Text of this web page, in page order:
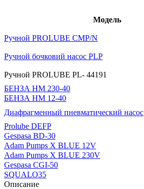
Модель
Ручной PROLUBE CMP/N
Ручной бочковий насос PLP
Ручной PROLUBE PL- 44191
БЕНЗА НМ 230-40
БЕНЗА НМ 12-40
Диафрагменный пневматический насос
Prolube DEFP
Gespasa BD-30
Adam Pumps X BLUE 12V
Adam Pumps X BLUE 230V
Gespasa CGI-50
SQUALO35
Описание